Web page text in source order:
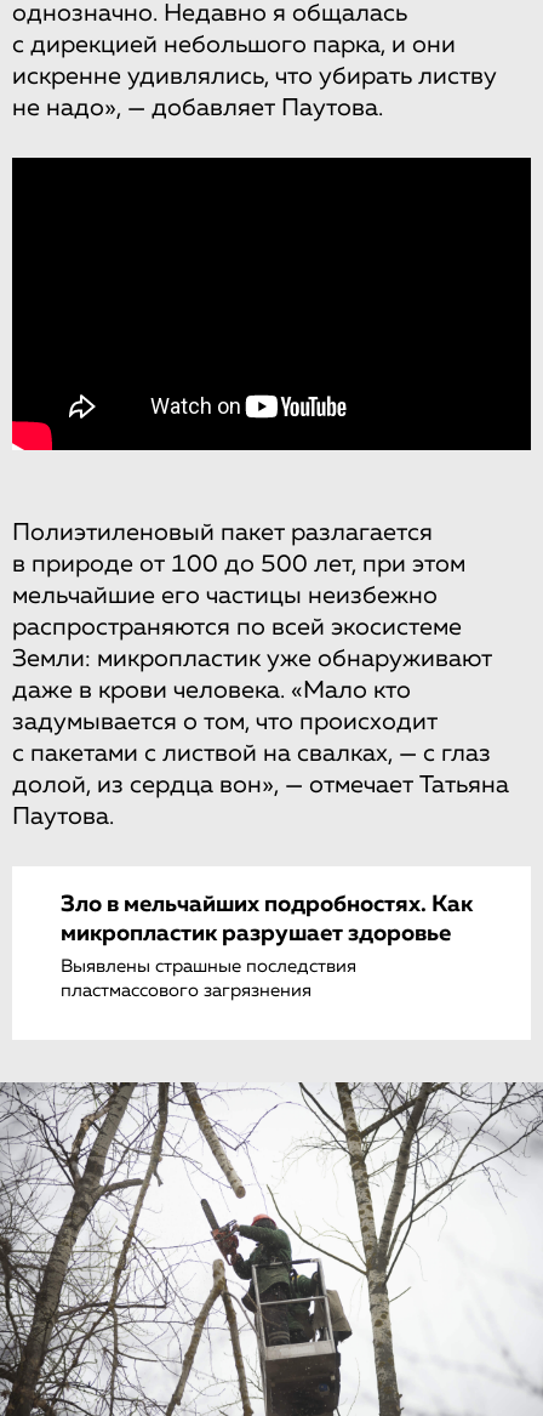
однозначно. Недавно я общалась
с дирекцией небольшого парка, и они
искренне удивлялись, что убирать листву
не надо», — добавляет Паутова.
Полиэтиленовый пакет разлагается
в природе от 100 до 500 лет, при этом
мельчайшие его частицы неизбежно
распространяются по всей экосистеме
Земли: микропластик уже обнаруживают
даже в крови человека. «Мало кто
задумывается о том, что происходит
с пакетами с листвой на свалках, — с глаз
долой, из сердца вон», — отмечает Татьяна
Паутова.
Зло в мельчайших подробностях. Как
микропластик разрушает здоровье
Выявлены страшные последствия
пластмассового загрязнения